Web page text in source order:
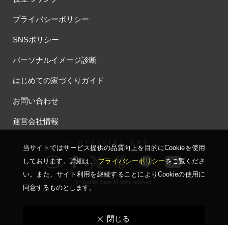
プライバシーポリシー
SNSポリシー
パーソナルイメージ診断
はじめての家づくりガイド
お問い合わせ
運営会社情報
ー OFFICIAL SNS ー
© Housing Stage All rights reserved.
当サイトではサービス提供の品質向上を⽬的にCookieを使⽤
しております。詳細は、プライバシーポリシーをご覧くださ
い。
また、サイト利⽤を継続することによりCookieの使⽤に
同意するものとします。
閉じる